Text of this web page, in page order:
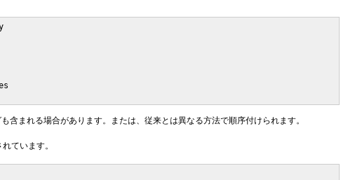
まれる場合があります。または、従来とは異なる方法で順序付けられます。
ています。